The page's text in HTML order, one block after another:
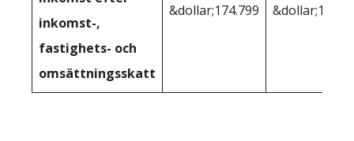
inkomst-,
fastighets- och
omsättningsskatt
&dollar;174.799